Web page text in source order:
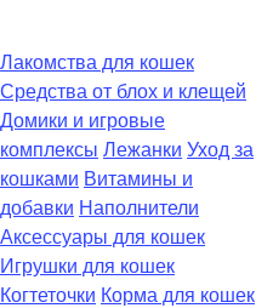
Лакомства для кошек
Средства от блох и клещей
Домики и игровые
комплексы Лежaнки Уход за
кошками Витамины и
добавки Наполнители
Аксессуары для кошек
Игрушки для кошек
Когтеточки Корма для кошек